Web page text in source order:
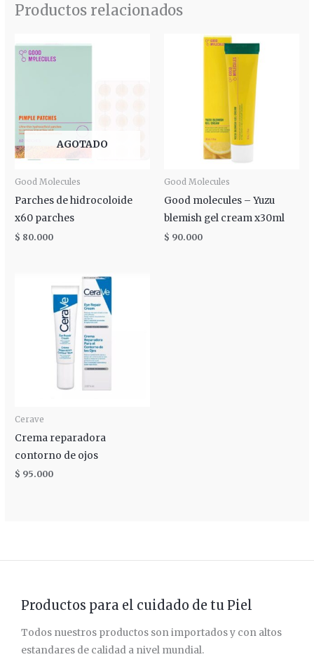
Productos relacionados
AGOTADO
Good Molecules
Parches de hidrocoloide
x60 parches
$ 80.000
Good Molecules
Good molecules – Yuzu
blemish gel cream x30ml
$ 90.000
Cerave
Crema reparadora
contorno de ojos
$ 95.000
Productos para el cuidado de tu Piel
Todos nuestros productos son importados y con altos
estandares de calidad a nivel mundial.